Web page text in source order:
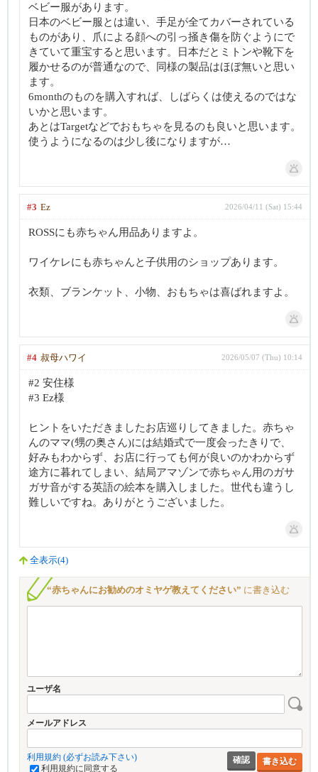
ベビー服があります。
日本のベビー服とは違い、手足が全てカバーされている
ものがあり、爪による顔への引っ掻き傷を防ぐようにで
きていて重宝すると思います。日本だとミトンや靴下を
履かせるのが普通なので、同様の製品はほぼ無いと思い
ます。
6monthのものを購入すれば、しばらくは使えるのではな
いかと思います。
あとはTargetなどでおもちゃを見るのも良いと思います。
使うようになるのは少し後になりますが…
#3 Ez 2026/04/11 (Sat) 15:44
ROSSにも赤ちゃん用品ありますよ。
ワイケレにも赤ちゃんと子供用のショップあります。
衣類、ブランケット、小物、おもちゃは喜ばれますよ。
#4 叔母ハワイ 2026/05/07 (Thu) 10:14
#2 安住様
#3 Ez様
ヒントをいただきましたお店巡りしてきました。赤ちゃ
んのママ(甥の奥さん)には結婚式で一度会ったきりで、
好みもわからず、お店に行っても何が良いのかわからず
途方に暮れてしまい、結局アマゾンで赤ちゃん用のガサ
ガサ音がする英語の絵本を購入しました。世代も違うし
難しいですね。ありがとうございました。
全表示(4)
“赤ちゃんにお勧めのオミヤゲ教えてください” に書き込む
ユーザ名
メールアドレス
利用規約 (必ずお読み下さい)
利用規約に同意する
書き込む